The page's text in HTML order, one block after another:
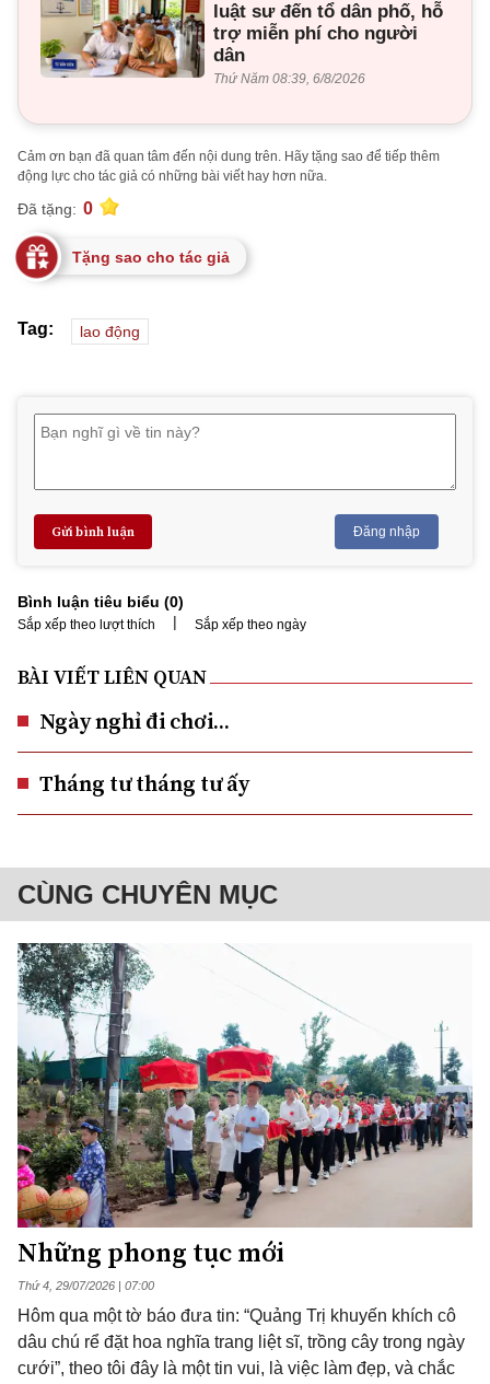
luật sư đến tổ dân phố, hỗ
trợ miễn phí cho người
dân
Thứ Năm 08:39, 6/8/2026
Cảm ơn bạn đã quan tâm đến nội dung trên. Hãy tặng sao để tiếp thêm
động lực cho tác giả có những bài viết hay hơn nữa.
Đã tặng: 0
Tặng sao cho tác giả
Tag: lao động
Gửi bình luận Đăng nhập
Bình luận tiêu biểu (0)
Sắp xếp theo lượt thích | Sắp xếp theo ngày
BÀI VIẾT LIÊN QUAN
Ngày nghỉ đi chơi...
Tháng tư tháng tư ấy
CÙNG CHUYÊN MỤC
Những phong tục mới
Thứ 4, 29/07/2026 | 07:00
Hôm qua một tờ báo đưa tin: “Quảng Trị khuyến khích cô
dâu chú rể đặt hoa nghĩa trang liệt sĩ, trồng cây trong ngày
cưới”, theo tôi đây là một tin vui, là việc làm đẹp, và chắc